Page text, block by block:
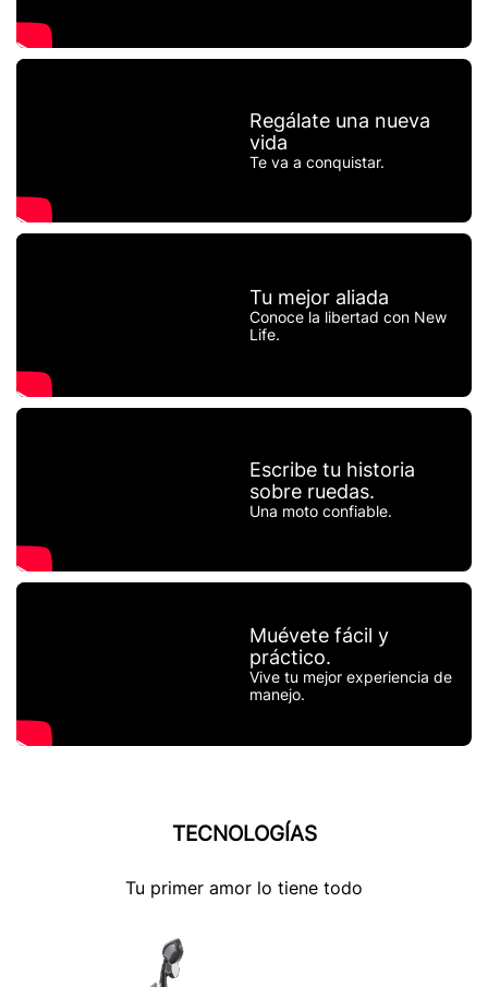
Regálate una nueva
vida
Te va a conquistar.
Tu mejor aliada
Conoce la libertad con New
Life.
Escribe tu historia
sobre ruedas.
Una moto confiable.
Muévete fácil y
práctico.
Vive tu mejor experiencia de
manejo.
TECNOLOGÍAS
Tu primer amor lo tiene todo